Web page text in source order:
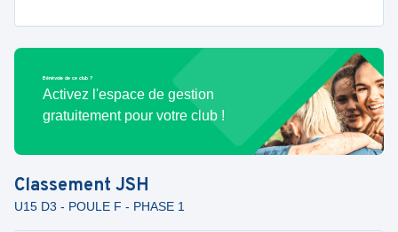
Bénévole de ce club ?
Activez l'espace de gestion
gratuitement pour votre club !
Classement JSH
U15 D3 - POULE F - PHASE 1